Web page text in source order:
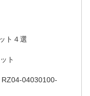
ト４選
ト
04030100-